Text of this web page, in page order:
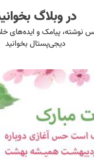
در وبلاگ
نوشته، پیامک و ایده‌های
دیجی‌پستال بخوانید